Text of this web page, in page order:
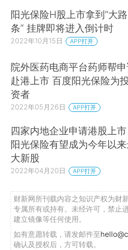
阳光保险H股上市拿到“大路
条” 挂牌即将进入倒计时
2022年10月15日 APP打开
院外医药电商平台药师帮
赴港上市 百度阳光保险为
资者
2022年05月26日 APP打开
四家内地企业申请港股上市
阳光保险有望成为今年以
大新股
2022年04月20日 APP打开
财新网所刊载内容之知识产权为财
专属所有或持有。未经许可，禁止
建立镜像等任何使用。
如有意愿转载，请发邮件至
确认及授权后，方可转载。